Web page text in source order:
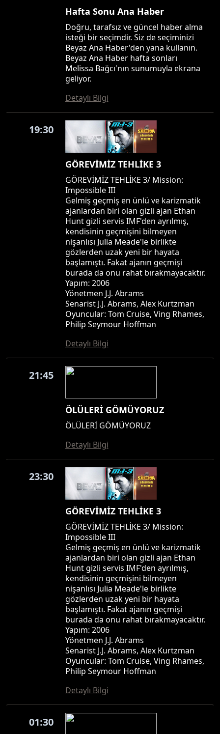
Hafta Sonu Ana Haber
Doğru, tarafsız ve güncel haber alma
isteği bir seçimdir. Siz de seçiminizi
Beyaz Ana Haber'den yana kullanın.
Beyaz Ana Haber hafta sonları
Melissa Bağcı'nın sunumuyla ekrana
geliyor.
Detaylı Bilgi
19:30
GÖREVİMİZ TEHLİKE 3
GÖREVİMİZ TEHLİKE 3/ Mission:
Impossible III
Gelmiş geçmiş en ünlü ve karizmatik
ajanlardan biri olan gizli ajan Ethan
Hunt gizli servis IMF'den ayrılmış,
kendisinin geçmişini bilmeyen
nişanlısı Julia Meade'le birlikte
gözlerden uzak yeni bir hayata
başlamıştı. Fakat ajanın geçmişi
burada da onu rahat bırakmayacaktır.
Yapım: 2006
Yönetmen J.J. Abrams
Senarist J.J. Abrams, Alex Kurtzman
Oyuncular: Tom Cruise, Ving Rhames,
Philip Seymour Hoffman
Detaylı Bilgi
21:45
ÖLÜLERİ GÖMÜYORUZ
ÖLÜLERİ GÖMÜYORUZ
Detaylı Bilgi
23:30
GÖREVİMİZ TEHLİKE 3
GÖREVİMİZ TEHLİKE 3/ Mission:
Impossible III
Gelmiş geçmiş en ünlü ve karizmatik
ajanlardan biri olan gizli ajan Ethan
Hunt gizli servis IMF'den ayrılmış,
kendisinin geçmişini bilmeyen
nişanlısı Julia Meade'le birlikte
gözlerden uzak yeni bir hayata
başlamıştı. Fakat ajanın geçmişi
burada da onu rahat bırakmayacaktır.
Yapım: 2006
Yönetmen J.J. Abrams
Senarist J.J. Abrams, Alex Kurtzman
Oyuncular: Tom Cruise, Ving Rhames,
Philip Seymour Hoffman
Detaylı Bilgi
01:30